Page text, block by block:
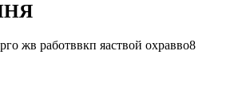
жв работввкп яаствой охравво8